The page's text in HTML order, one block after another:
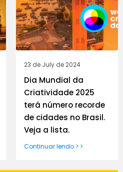
23 de July de 2024
Dia Mundial da
Criatividade 2025
terá número recorde
de cidades no Brasil.
Veja a lista.
Continuar lendo > >